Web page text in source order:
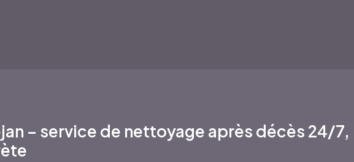
– service de nettoyage après décès 24/